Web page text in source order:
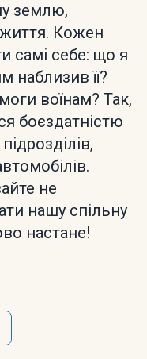
землю,
Кожен
самі себе: що я
наблизив її?
воїнам? Так,
боєздатністю
не
нашу спільну
настане!